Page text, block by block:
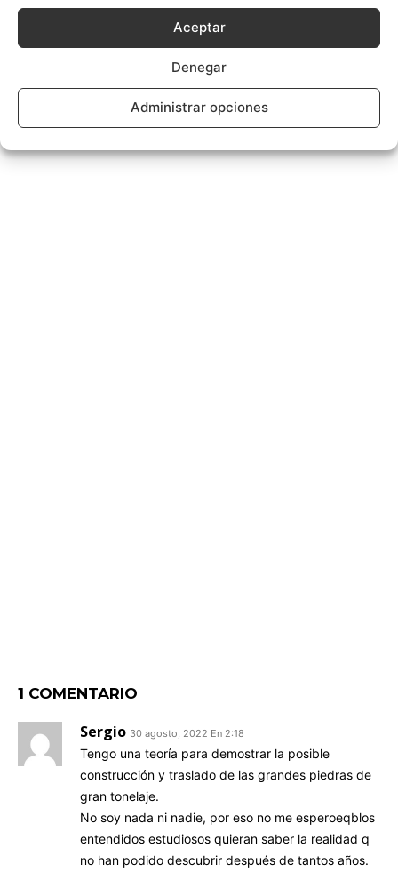
Aceptar
Denegar
Administrar opciones
1 COMENTARIO
Sergio 30 agosto, 2022 En 2:18
Tengo una teoría para demostrar la posible
construcción y traslado de las grandes piedras de
gran tonelaje.
No soy nada ni nadie, por eso no me esperoeqblos
entendidos estudiosos quieran saber la realidad q
no han podido descubrir después de tantos años.